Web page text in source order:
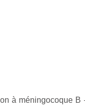
à méningocoque